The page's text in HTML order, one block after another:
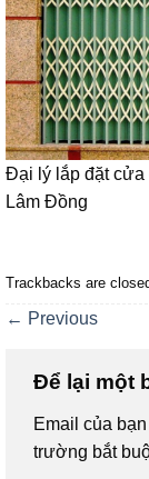
Đại lý lắp đặt cửa
Lâm Đồng
Trackbacks are
← Previous
Để lại một
Email của
trường bắt